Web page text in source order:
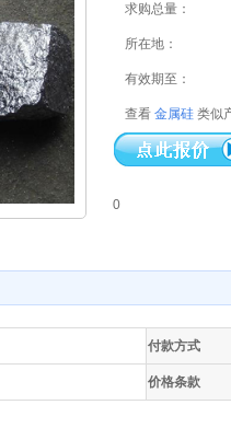
求购总量：
所在地：
有效期至：
查看 金属硅 类似
0
付款方式
价格条款